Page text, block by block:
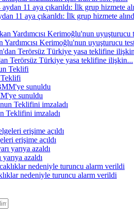
11 aya çıkarıldı: İlk grup hizmete
Kerimoğlu'nun uyuşturucu
Terörsüz Türkiye yasa teklifine ilişkin...
Teklifi
sunuldu
Teklifini imzaladı
erişime açıldı
azaldı
nedeniyle turuncu alarm verildi